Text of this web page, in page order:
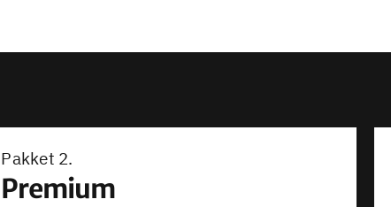
Pakket 2.
Premium